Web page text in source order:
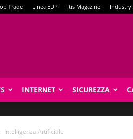
Trade Linea EDP Itis Magazine Industry
INTERNET SICUREZZA
Intelligenza Artificiale